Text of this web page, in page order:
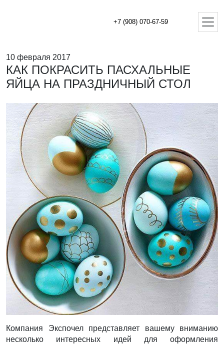
+7 (908) 070-67-59
10 февраля 2017
КАК ПОКРАСИТЬ ПАСХАЛЬНЫЕ
ЯЙЦА НА ПРАЗДНИЧНЫЙ СТОЛ
Компания Экспочел представляет вашему вниманию
несколько интересных идей для оформления